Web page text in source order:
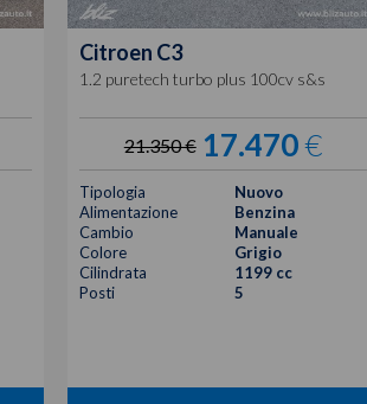
Citroen C3
1.2 puretech turbo plus 100cv s&s
21.350 € 17.470€
Tipologia
Nuovo
Alimentazione
Benzina
Cambio
Manuale
Colore
Grigio
Cilindrata
1199 cc
Posti
5